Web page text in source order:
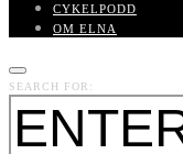
CYKELPODD
OM ELNA
SEARCH FOR: